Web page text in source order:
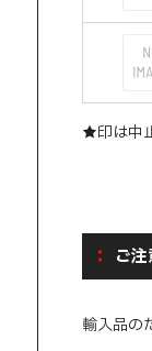
★印は中
ご
輸入品の